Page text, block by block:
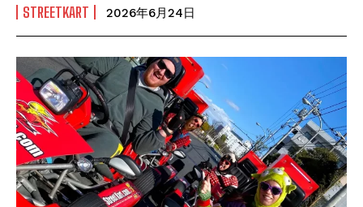
STREETKART 2026年6月24日